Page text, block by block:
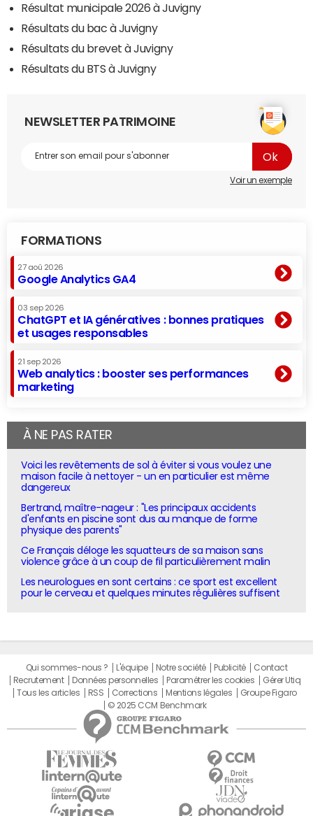
Résultat municipale 2026 à Juvigny
Résultats du bac à Juvigny
Résultats du brevet à Juvigny
Résultats du BTS à Juvigny
NEWSLETTER PATRIMOINE
Voir un exemple
FORMATIONS
27 aoû 2026
Google Analytics GA4
03 sep 2026
ChatGPT et IA génératives : bonnes pratiques
et usages responsables
21 sep 2026
Web analytics : booster ses performances
marketing
À NE PAS RATER
Voici les revêtements de sol à éviter si vous voulez une
maison facile à nettoyer - un en particulier est même
dangereux
Bertrand, maître-nageur : "Les principaux accidents
d'enfants en piscine sont dus au manque de forme
physique des parents"
Ce Français déloge les squatteurs de sa maison sans
violence grâce à un coup de fil particulièrement malin
Les neurologues en sont certains : ce sport est excellent
pour le cerveau et quelques minutes régulières suffisent
Qui sommes-nous ? L'équipe Notre société Publicité
Contact
Recrutement
Données personnelles Paramétrer les cookies
Gérer Utiq
Tous les articles
RSS Corrections Mentions légales
Groupe Figaro
© 2025 CCM Benchmark